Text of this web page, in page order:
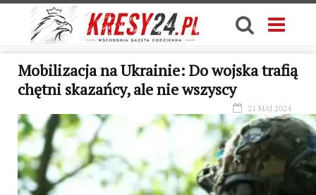
Mobilizacja na Ukrainie: Do wojska trafią
chętni skazańcy, ale nie wszyscy
21 MAJ 2024